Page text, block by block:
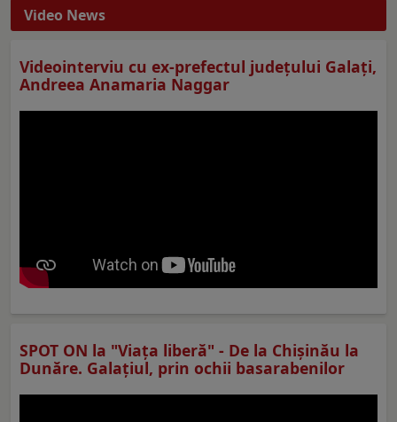
Video News
Videointerviu cu ex-prefectul judeţului Galaţi,
Andreea Anamaria Naggar
SPOT ON la "Viaţa liberă" - De la Chișinău la
Dunăre. Galațiul, prin ochii basarabenilor